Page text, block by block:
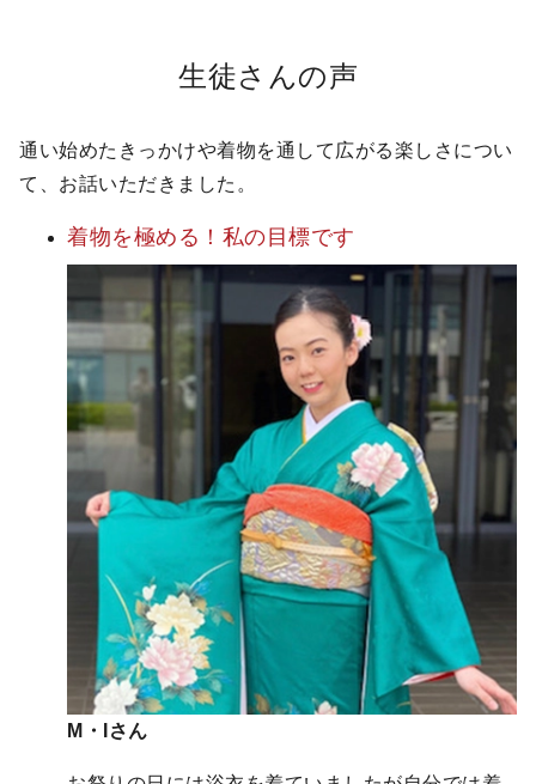
生徒さんの声
通い始めたきっかけや着物を通して広がる楽しさについ
て、お話いただきました。
着物を極める！ 私の目標です
M・Iさん